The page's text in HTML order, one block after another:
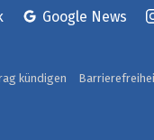
Google News
kündigen